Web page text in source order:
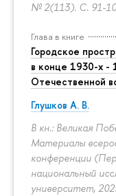
№ 2(113). С. 91-
Глава в книге
Городское
в конце 1930-х -
Отечественной
Глушков А. В.
В кн.: Великая
Материалы
конференции
национальный
университет,